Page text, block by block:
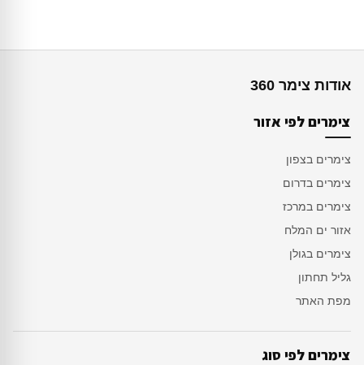
אודות צימר 360
צימרים לפי אזור
צימרים בצפון
צימרים בדרום
צימרים במרכז
אזור ים המלח
צימרים בגולן
גליל תחתון
מפת האתר
צימרים לפי סוג